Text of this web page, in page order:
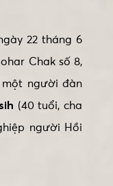
22 tháng 6
Chak số 8,
một người đàn
(40 tuổi, cha
người Hồi